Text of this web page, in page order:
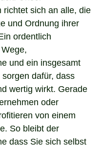
richtet sich an alle, die
und Ordnung ihrer
ordentlich
und ein insgesamt
dafür, dass
wertig wirkt. Gerade
oder
von einem
So bleibt der
dass Sie sich selbst